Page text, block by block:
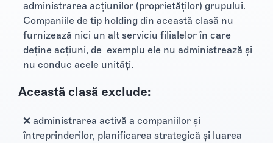
administrarea acţiunilor (proprietăţilor) grupului.
Companiile de tip holding din această clasă nu
furnizează nici un alt serviciu filialelor în care
deţine acţiuni, de exemplu ele nu administrează şi
nu conduc acele unităţi.
Această clasă exclude:
❌ administrarea activă a companiilor şi
întreprinderilor, planificarea strategică şi luarea